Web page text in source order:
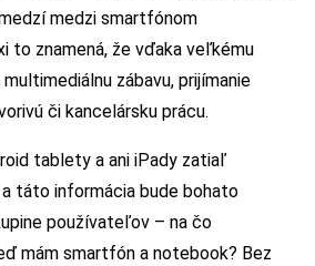
medzi smartfónom
to znamená, že vďaka veľkému
zábavu, prijímanie
či kancelársku prácu.
tablety a ani iPady zatiaľ
táto informácia bude bohato
používateľov – na čo
mám smartfón a notebook? Bez